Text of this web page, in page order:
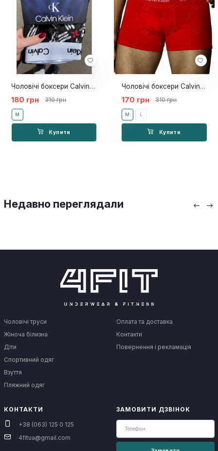
Чоловічі боксери Calvin Klein 365 NEW
180 грн 310 грн
M
Купити
Чоловічі боксери Calvin Klein 365 Червоний червоний кант
170 грн 310 грн
M L
Купити
Недавно переглядали
Чоловічі труси
Жіноча білизна
Діти
Спортивний одяг
Взуття
Пляжний одяг
Оплата та доставка
Контакти
Повернення і рекламація
КОНТАКТИ
+38 (063) 125 0 125
4fitua@gmail.com
ЗАМОВИТИ ДЗВІНОК